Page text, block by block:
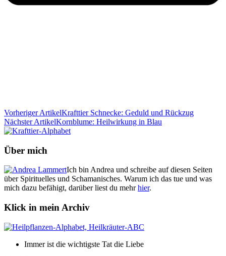
Vorheriger ArtikelKrafttier Schnecke: Geduld und Rückzug
Nächster ArtikelKornblume: Heilwirkung in Blau
Über mich
Ich bin Andrea und schreibe auf diesen Seiten
über Spirituelles und Schamanisches. Warum ich das tue und was
mich dazu befähigt, darüber liest du mehrhier.
Klick in mein Archiv
Immer ist die wichtigste Tat die Liebe